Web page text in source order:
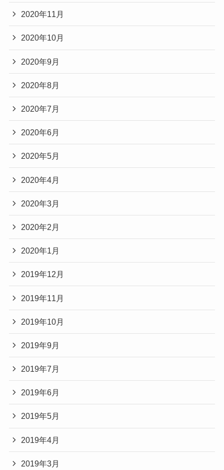
2020年11月
2020年10月
2020年9月
2020年8月
2020年7月
2020年6月
2020年5月
2020年4月
2020年3月
2020年2月
2020年1月
2019年12月
2019年11月
2019年10月
2019年9月
2019年7月
2019年6月
2019年5月
2019年4月
2019年3月